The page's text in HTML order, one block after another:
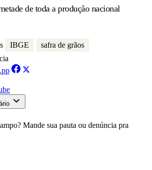
de toda a produção nacional
IBGE
safra de grãos
Mande sua pauta ou denúncia pra